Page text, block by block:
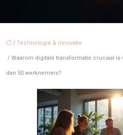
/ Technologie & innovatie
/ Waarom digitale transformatie cruciaal is
dan 50 werknemers?